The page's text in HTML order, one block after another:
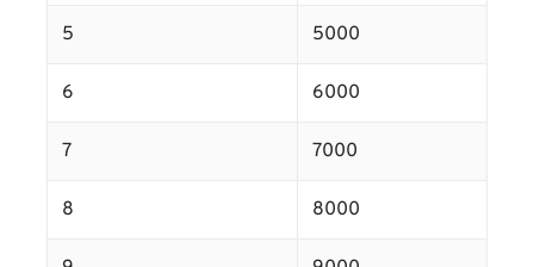
5 5000
6 6000
7 7000
8 8000